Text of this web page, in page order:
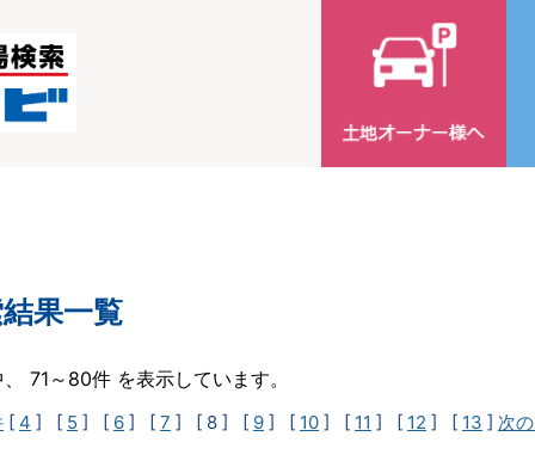
果一覧
71～80件 を表示しています。
[ 4 ] [ 5 ] [ 6 ] [ 7 ] [ 8 ] [ 9 ] [ 10 ] [ 11 ] [ 12 ] [ 13 ] 次